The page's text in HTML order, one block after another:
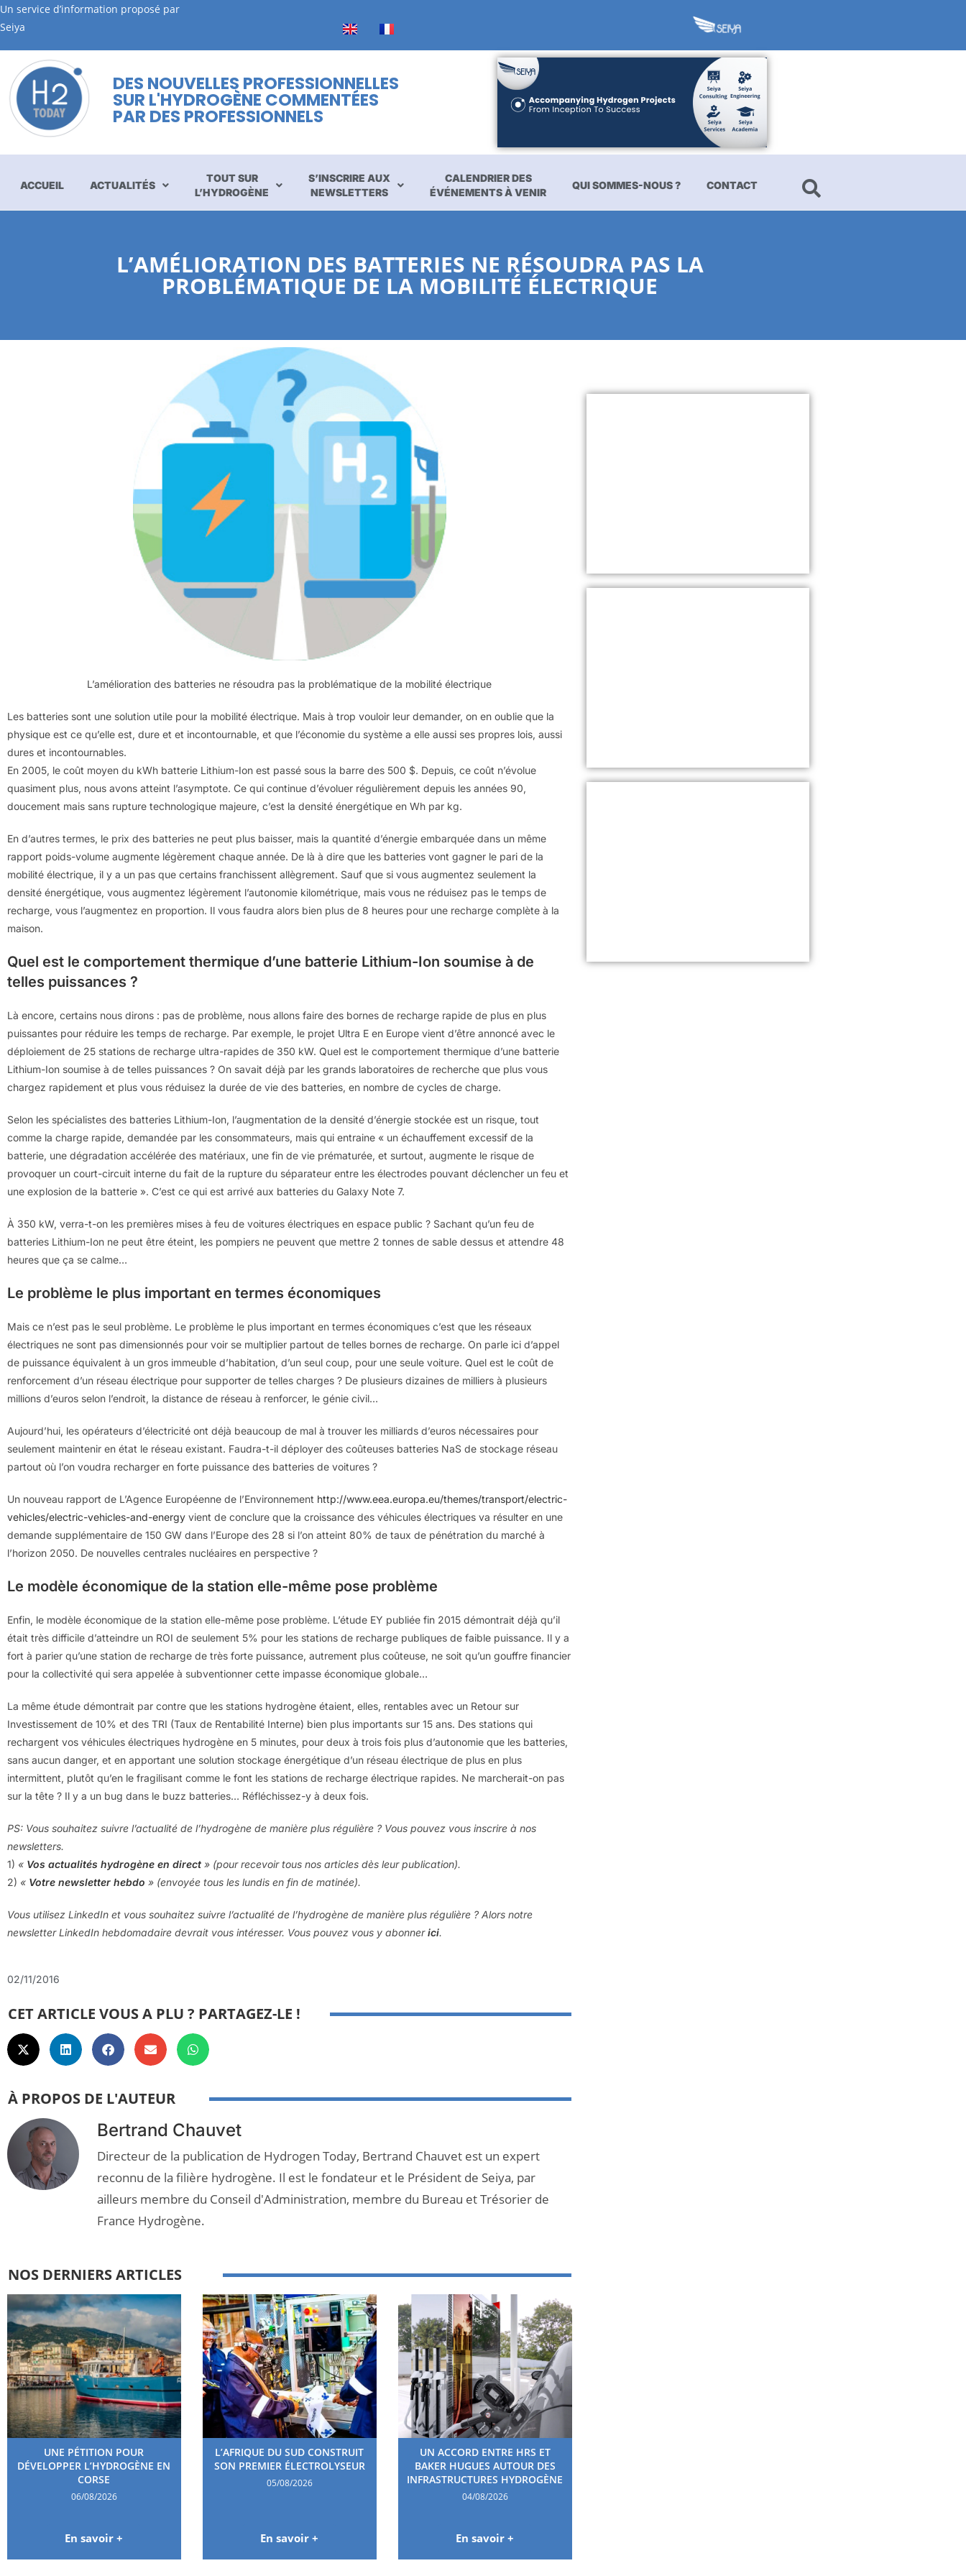
Un service d’information proposé par
Seiya
DES NOUVELLES PROFESSIONNELLES
SUR L'HYDROGÈNE COMMENTÉES
PAR DES PROFESSIONNELS
ACCUEIL ACTUALITÉS
TOUT SUR
L’HYDROGÈNE
S’INSCRIRE AUX
NEWSLETTERS
CALENDRIER DES
ÉVÉNEMENTS À VENIR
QUI SOMMES-NOUS ? CONTACT
L’AMÉLIORATION DES BATTERIES NE RÉSOUDRA PAS LA
PROBLÉMATIQUE DE LA MOBILITÉ ÉLECTRIQUE
L’amélioration des batteries ne résoudra pas la problématique de la mobilité électrique
Les batteries sont une solution utile pour la mobilité électrique. Mais à trop vouloir leur demander, on en oublie que la
physique est ce qu’elle est, dure et et incontournable, et que l’économie du système a elle aussi ses propres lois, aussi
dures et incontournables.
En 2005, le coût moyen du kWh batterie Lithium-Ion est passé sous la barre des 500 $. Depuis, ce coût n’évolue
quasiment plus, nous avons atteint l’asymptote. Ce qui continue d’évoluer régulièrement depuis les années 90,
doucement mais sans rupture technologique majeure, c’est la densité énergétique en Wh par kg.
En d’autres termes, le prix des batteries ne peut plus baisser, mais la quantité d’énergie embarquée dans un même
rapport poids-volume augmente légèrement chaque année. De là à dire que les batteries vont gagner le pari de la
mobilité électrique, il y a un pas que certains franchissent allègrement. Sauf que si vous augmentez seulement la
densité énergétique, vous augmentez légèrement l’autonomie kilométrique, mais vous ne réduisez pas le temps de
recharge, vous l’augmentez en proportion. Il vous faudra alors bien plus de 8 heures pour une recharge complète à la
maison.
Quel est le comportement thermique d’une batterie Lithium-Ion soumise à de
telles puissances ?
Là encore, certains nous dirons : pas de problème, nous allons faire des bornes de recharge rapide de plus en plus
puissantes pour réduire les temps de recharge. Par exemple, le projet Ultra E en Europe vient d’être annoncé avec le
déploiement de 25 stations de recharge ultra-rapides de 350 kW. Quel est le comportement thermique d’une batterie
Lithium-Ion soumise à de telles puissances ? On savait déjà par les grands laboratoires de recherche que plus vous
chargez rapidement et plus vous réduisez la durée de vie des batteries, en nombre de cycles de charge.
Selon les spécialistes des batteries Lithium-Ion, l’augmentation de la densité d’énergie stockée est un risque, tout
comme la charge rapide, demandée par les consommateurs, mais qui entraine « un échauffement excessif de la
batterie, une dégradation accélérée des matériaux, une fin de vie prématurée, et surtout, augmente le risque de
provoquer un court-circuit interne du fait de la rupture du séparateur entre les électrodes pouvant déclencher un feu et
une explosion de la batterie ». C’est ce qui est arrivé aux batteries du Galaxy Note 7.
À 350 kW, verra-t-on les premières mises à feu de voitures électriques en espace public ? Sachant qu’un feu de
batteries Lithium-Ion ne peut être éteint, les pompiers ne peuvent que mettre 2 tonnes de sable dessus et attendre 48
heures que ça se calme…
Le problème le plus important en termes économiques
Mais ce n’est pas le seul problème. Le problème le plus important en termes économiques c’est que les réseaux
électriques ne sont pas dimensionnés pour voir se multiplier partout de telles bornes de recharge. On parle ici d’appel
de puissance équivalent à un gros immeuble d’habitation, d’un seul coup, pour une seule voiture. Quel est le coût de
renforcement d’un réseau électrique pour supporter de telles charges ? De plusieurs dizaines de milliers à plusieurs
millions d’euros selon l’endroit, la distance de réseau à renforcer, le génie civil…
Aujourd’hui, les opérateurs d’électricité ont déjà beaucoup de mal à trouver les milliards d’euros nécessaires pour
seulement maintenir en état le réseau existant. Faudra-t-il déployer des coûteuses batteries NaS de stockage réseau
partout où l’on voudra recharger en forte puissance des batteries de voitures ?
Un nouveau rapport de L’Agence Européenne de l’Environnement http://www.eea.europa.eu/themes/transport/electric-
vehicles/electric-vehicles-and-energy vient de conclure que la croissance des véhicules électriques va résulter en une
demande supplémentaire de 150 GW dans l’Europe des 28 si l’on atteint 80% de taux de pénétration du marché à
l’horizon 2050. De nouvelles centrales nucléaires en perspective ?
Le modèle économique de la station elle-même pose problème
Enfin, le modèle économique de la station elle-même pose problème. L’étude EY publiée fin 2015 démontrait déjà qu’il
était très difficile d’atteindre un ROI de seulement 5% pour les stations de recharge publiques de faible puissance. Il y a
fort à parier qu’une station de recharge de très forte puissance, autrement plus coûteuse, ne soit qu’un gouffre financier
pour la collectivité qui sera appelée à subventionner cette impasse économique globale…
La même étude démontrait par contre que les stations hydrogène étaient, elles, rentables avec un Retour sur
Investissement de 10% et des TRI (Taux de Rentabilité Interne) bien plus importants sur 15 ans. Des stations qui
rechargent vos véhicules électriques hydrogène en 5 minutes, pour deux à trois fois plus d’autonomie que les batteries,
sans aucun danger, et en apportant une solution stockage énergétique d’un réseau électrique de plus en plus
intermittent, plutôt qu’en le fragilisant comme le font les stations de recharge électrique rapides. Ne marcherait-on pas
sur la tête ? Il y a un bug dans le buzz batteries… Réfléchissez-y à deux fois.
PS: Vous souhaitez suivre l’actualité de l’hydrogène de manière plus régulière ? Vous pouvez vous inscrire à nos
newsletters.
1) « Vos actualités hydrogène en direct » (pour recevoir tous nos articles dès leur publication).
2) « Votre newsletter hebdo » (envoyée tous les lundis en fin de matinée).
Vous utilisez LinkedIn et vous souhaitez suivre l’actualité de l’hydrogène de manière plus régulière ? Alors notre
newsletter LinkedIn hebdomadaire devrait vous intéresser. Vous pouvez vous y abonnerici.
02/11/2016
CET ARTICLE VOUS A PLU ? PARTAGEZ-LE !
À PROPOS DE L'AUTEUR
Bertrand Chauvet
Directeur de la publication de Hydrogen Today, Bertrand Chauvet est un expert
reconnu de la filière hydrogène. Il est le fondateur et le Président de Seiya, par
ailleurs membre du Conseil d'Administration, membre du Bureau et Trésorier de
France Hydrogène.
NOS DERNIERS ARTICLES
UNE PÉTITION POUR
DÉVELOPPER L’HYDROGÈNE EN
CORSE
06/08/2026
En savoir +
L’AFRIQUE DU SUD CONSTRUIT
SON PREMIER ÉLECTROLYSEUR
05/08/2026
En savoir +
UN ACCORD ENTRE HRS ET
BAKER HUGUES AUTOUR DES
INFRASTRUCTURES HYDROGÈNE
04/08/2026
En savoir +